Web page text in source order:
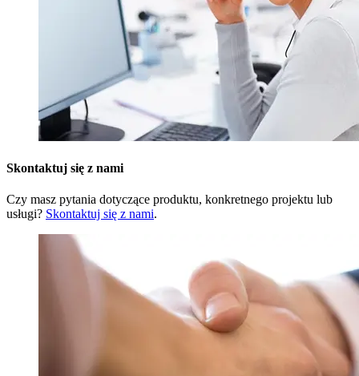
Skontaktuj się z nami
Czy masz pytania dotyczące produktu, konkretnego projektu lub
usługi? Skontaktuj się z nami.